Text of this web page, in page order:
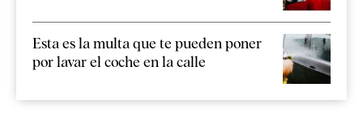
Esta es la multa que te pueden poner
por lavar el coche en la calle